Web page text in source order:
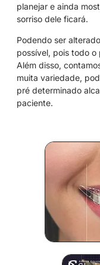
planejar e ainda
sorriso dele ficará.
Podendo ser
possível, pois todo o
Além disso,
muita variedade,
pré determinado
paciente.